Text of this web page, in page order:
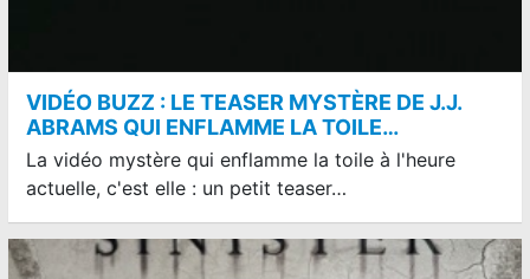
VIDÉO BUZZ : LE TEASER MYSTÈRE DE J.J.
ABRAMS QUI ENFLAMME LA TOILE…
La vidéo mystère qui enflamme la toile à l'heure
actuelle, c'est elle : un petit teaser…